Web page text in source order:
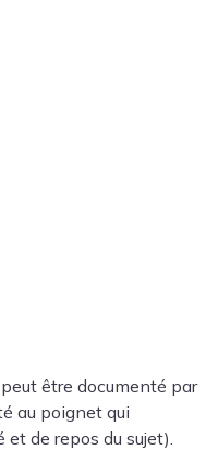
être documenté par
au poignet qui
et de repos du sujet).